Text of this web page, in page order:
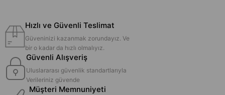
Hızlı ve Güvenli Teslimat
Güveninizi kazanmak zorundayız. Ve
bir o kadar da hızlı olmalıyız.
Güvenli Alışveriş
Uluslararası güvenlik standartlarıyla
Verileriniz güvende
Müşteri Memnuniyeti